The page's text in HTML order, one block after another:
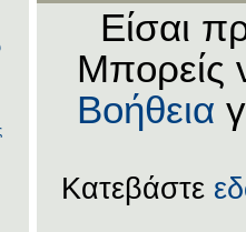
Είσαι
Μπορείς
Βοήθεια
Κατεβάστε